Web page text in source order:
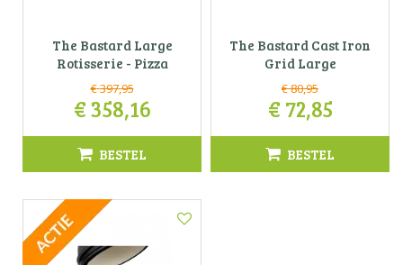
The Bastard Large
Rotisserie - Pizza
€397,95
€358,16
BESTEL
The Bastard Cast Iron
Grid Large
€80,95
€ 72,85
BESTEL